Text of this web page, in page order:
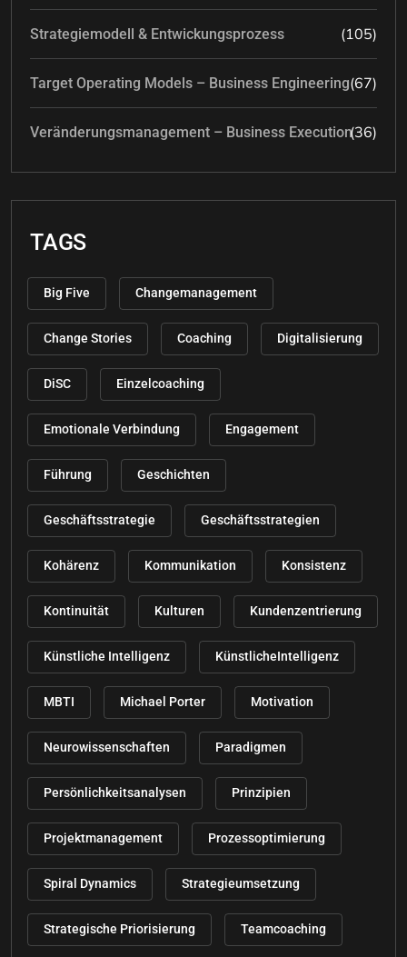
Strategiemodell & Entwickungsprozess (105)
Target Operating Models – Business Engineering(67)
Veränderungsmanagement – Business Execution(36)
TAGS
Big Five Changemanagement
Change Stories Coaching Digitalisierung
DiSC Einzelcoaching
Emotionale Verbindung Engagement
Führung Geschichten
Geschäftsstrategie Geschäftsstrategien
Kohärenz Kommunikation Konsistenz
Kontinuität Kulturen Kundenzentrierung
Künstliche Intelligenz KünstlicheIntelligenz
MBTI Michael Porter Motivation
Neurowissenschaften Paradigmen
Persönlichkeitsanalysen Prinzipien
Projektmanagement Prozessoptimierung
Spiral Dynamics Strategieumsetzung
Strategische Priorisierung Teamcoaching